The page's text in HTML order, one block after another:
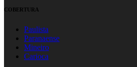
COBERTURA
Paulista
Paranaense
Mineiro
Carioca